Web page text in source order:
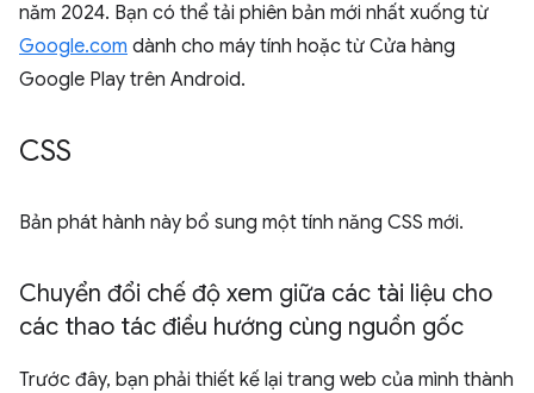
năm 2024. Bạn có thể tải phiên bản mới nhất xuống từ
Google.com dành cho máy tính hoặc từ Cửa hàng
Google Play trên Android.
CSS
Bản phát hành này bổ sung một tính năng CSS mới.
Chuyển đổi chế độ xem giữa các tài liệu cho
các thao tác điều hướng cùng nguồn gốc
Trước đây, bạn phải thiết kế lại trang web của mình thành